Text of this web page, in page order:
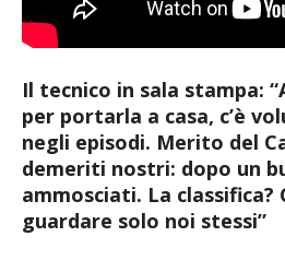
Il tecnico in sala stampa:
per portarla a casa, c’è
negli episodi. Merito del
demeriti nostri: dopo un
ammosciati. La classifica?
guardare solo noi stessi”